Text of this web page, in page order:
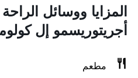
المزايا ووسائل
أجريتوريسمو إل
مطعم